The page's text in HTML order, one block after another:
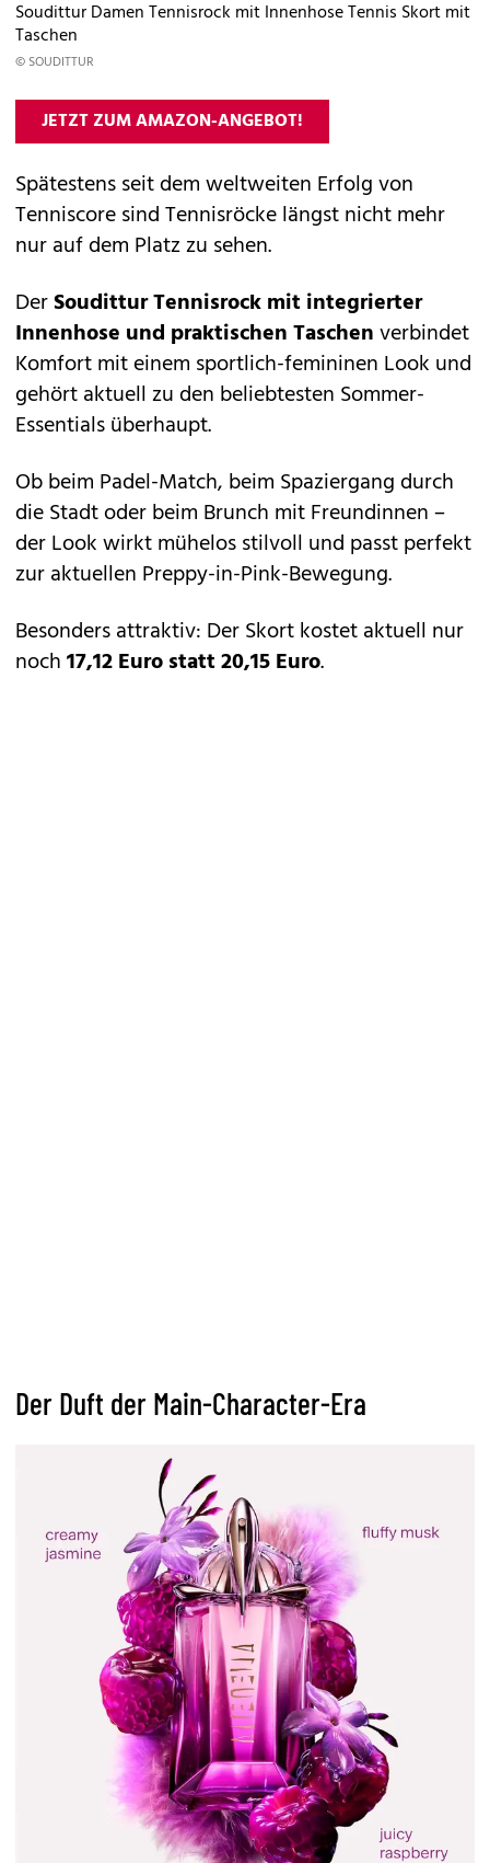
Soudittur Damen Tennisrock mit Innenhose Tennis Skort mit
Taschen
© SOUDITTUR
JETZT ZUM AMAZON-ANGEBOT!
Spätestens seit dem weltweiten Erfolg von
Tenniscore sind Tennisröcke längst nicht mehr
nur auf dem Platz zu sehen.
DerSoudittur Tennisrock mit integrierter
Innenhose und praktischen Taschenverbindet
Komfort mit einem sportlich-femininen Look und
gehört aktuell zu den beliebtesten Sommer-
Essentials überhaupt.
Ob beim Padel-Match, beim Spaziergang durch
die Stadt oder beim Brunch mit Freundinnen –
der Look wirkt mühelos stilvoll und passt perfekt
zur aktuellen Preppy-in-Pink-Bewegung.
Besonders attraktiv: Der Skort kostet aktuell nur
noch17,12 Euro statt 20,15 Euro.
Der Duft der Main-Character-Era